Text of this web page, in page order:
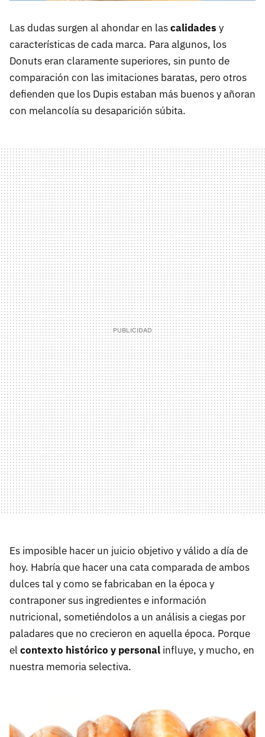
Las dudas surgen al ahondar en lascalidades y
características de cada marca. Para algunos, los
Donuts eran claramente superiores, sin punto de
comparación con las imitaciones baratas, pero otros
defienden que los Dupis estaban más buenos y añoran
con melancolía su desaparición súbita.
Es imposible hacer un juicio objetivo y válido a día de
hoy. Habría que hacer una cata comparada de ambos
dulces tal y como se fabricaban en la época y
contraponer sus ingredientes e información
nutricional, sometiéndolos a un análisis a ciegas por
paladares que no crecieron en aquella época. Porque
el contexto histórico y personal influye, y mucho, en
nuestra memoria selectiva.